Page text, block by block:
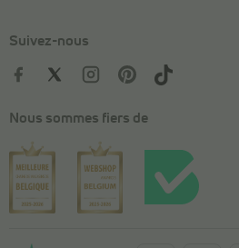
Suivez-nous
Nous sommes fiers de